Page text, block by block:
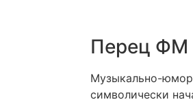
Перец ФМ
Музыкально-
символически